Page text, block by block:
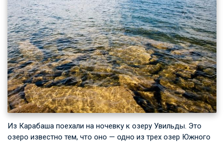
Из Карабаша поехали на ночевку к озеру Увильды. Это
озеро известно тем, что оно — одно из трех озер Южного